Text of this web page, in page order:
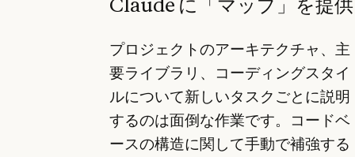
プロジェクトのアーキテクチャ、主
要ライブラリ、コーディングスタイ
ルについて新しいタスクごとに説明
するのは面倒な作業です。コードベ
ースの構造に関して手動で補強する